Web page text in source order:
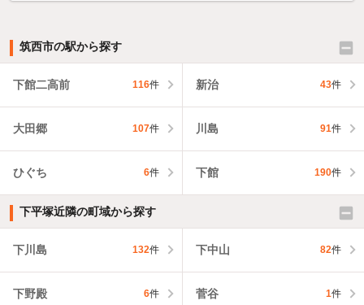
筑西市の駅から探す
下館二高前 116件 新治 43件
大田郷 107件 川島 91件
ひぐち 6件 下館 190件
下平塚近隣の町域から探す
下川島 132件 下中山 82件
下野殿 6件 菅谷 1件